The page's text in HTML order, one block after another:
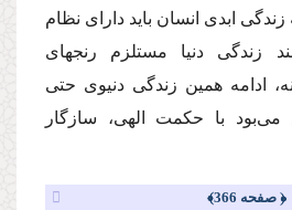
ابدى انسان باید داراى نظام
زندگى دنیا مستلزم رنجهاى
ادامه همین زندگى دنیوى حتى
مى‌بود با حكمت الهى، سازگار
﴿ صفحه 366﴾